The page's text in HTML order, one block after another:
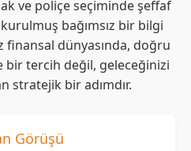
ve poliçe seçiminde şeffaf
bağımsız bir bilgi
dünyasında, doğru
bir tercih değil, geleceğinizi
stratejik bir adımdır.
Görüşü